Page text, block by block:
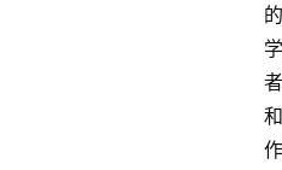
的
学
者
和
作